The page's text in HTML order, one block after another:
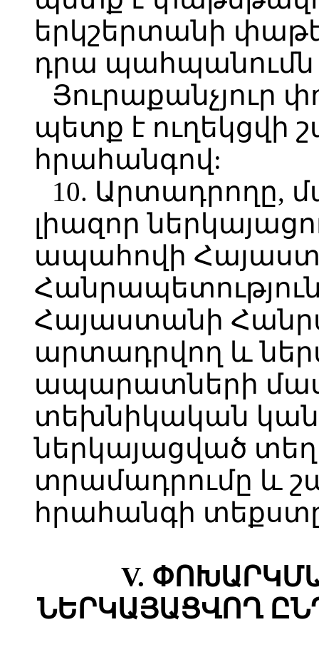
երկշերտանի
դրա պահպանումն
պետք է ուղեկցվի
հրահանգով:
10. Արտադրողը,
լիազոր
ապահովի
Հայաստանի
արտադրվող և
ապարատների
տեխնիկական
ներկայացված
տրամադրումը և
հրահանգի
V.
ՆԵՐԿԱՅԱՑՎՈՂ